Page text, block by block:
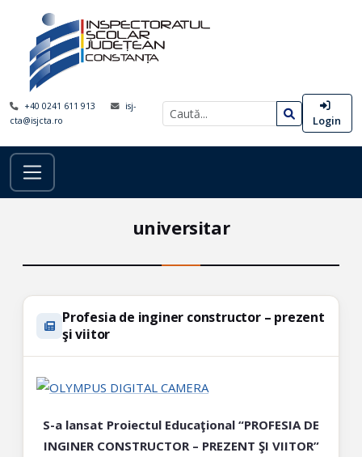
+40 0241 611 913
isj-
cta@isjcta.ro
Login
universitar
Profesia de inginer constructor – prezent
şi viitor
S-a lansat Proiectul Educaţional “PROFESIA DE
INGINER CONSTRUCTOR – PREZENT ŞI VIITOR”